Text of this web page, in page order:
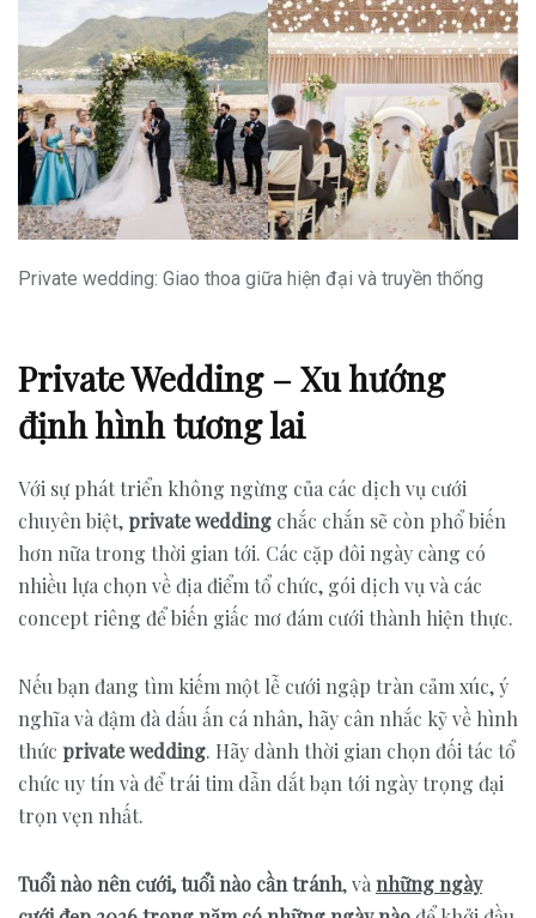
Private wedding: Giao thoa giữa hiện đại và truyền thống
Private Wedding – Xu hướng
định hình tương lai
Với sự phát triển không ngừng của các dịch vụ cưới
chuyên biệt,private wedding chắc chắn sẽ còn phổ biến
hơn nữa trong thời gian tới. Các cặp đôi ngày càng có
nhiều lựa chọn về địa điểm tổ chức, gói dịch vụ và các
concept riêng để biến giấc mơ đám cưới thành hiện thực.
Nếu bạn đang tìm kiếm một lễ cưới ngập tràn cảm xúc, ý
nghĩa và đậm đà dấu ấn cá nhân, hãy cân nhắc kỹ về hình
thức private wedding. Hãy dành thời gian chọn đối tác tổ
chức uy tín và để trái tim dẫn dắt bạn tới ngày trọng đại
trọn vẹn nhất.
Tuổi nào nên cưới, tuổi nào cần tránh, vànhững ngày